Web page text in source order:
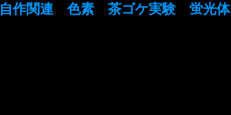
自作関連 色素 茶ゴケ実験 蛍光体